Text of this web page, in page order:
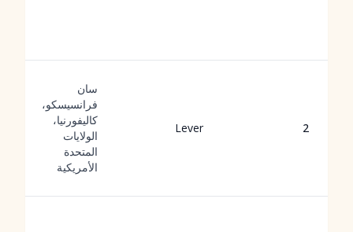
2
Lever
سان
فرانسيسكو،
كاليفورنيا،
الولايات
المتحدة
الأمريكية